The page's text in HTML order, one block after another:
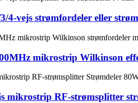
4-vejs strømfordeler eller
mikrostrip Wilkinson
mikrostrip RF-strømsplitter